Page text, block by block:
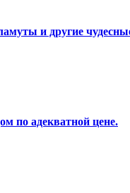
и другие
по адекватной цене.